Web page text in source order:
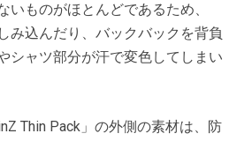
いものがほとんどであるため、
み込んだり、バックバックを背負
シャツ部分が汗で変色してしまい
Thin Pack」の外側の素材は、防